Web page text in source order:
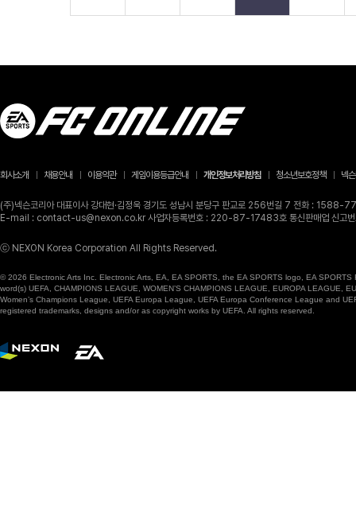
회사소개 채용안내 이용약관 게임이용등급안내 개인정보처리방침 청소년보호정책 넥
(주)넥슨코리아 대표이사 강대현·김정욱 경기도 성남시 분당구 판교로 256번길 7 전화 :
E-mail : contact-us@nexon.co.kr 사업자등록번호 : 220-87-17483호 통신판매업 신고
ⓒ NEXON Korea Corporation All Rights Reserved.
© 2026 Electronic Arts Inc. Electronic Arts, EA, EA SPORTS, the EA SPORTS logo, EA
word(s) UEFA, CHAMPIONS LEAGUE, WOMEN’S CHAMPIONS LEAGUE, EUROPA LEAGUE,
Women’s Champions League, UEFA Europa League, UEFA Europa Conference League and
registered trademarks, designs and/or as copyright works by UEFA. All rights reserved.